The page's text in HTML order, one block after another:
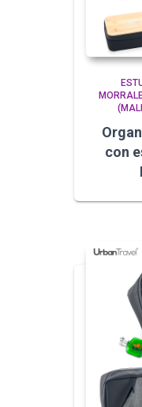
con